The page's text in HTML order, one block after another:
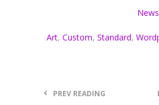
News
Art, Custom, Standard,
PREV READING